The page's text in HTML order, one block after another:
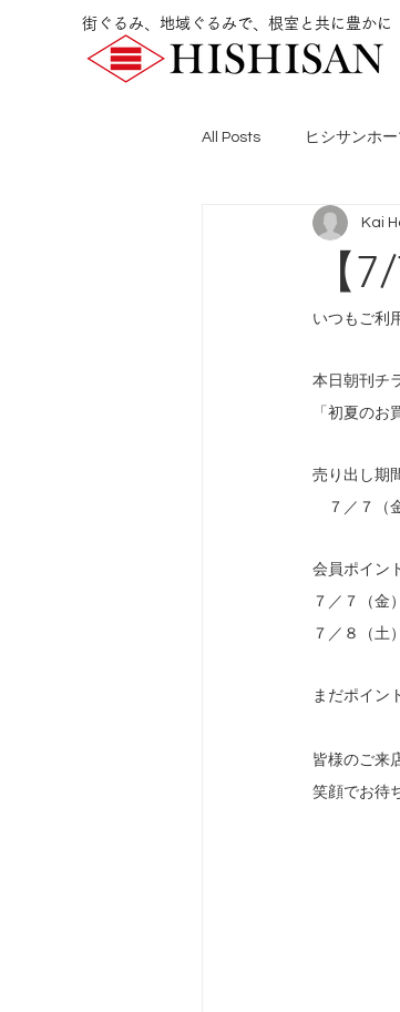
街ぐるみ、地域ぐるみで、根室と共に豊かに
All Posts ヒシサンホー
【
Kai
いつもご利
本日朝刊チ
「初夏のお
売り出し期
７／７（
会員ポイン
７／７（金
７／８（土
まだポイン
皆様のご来
笑顔でお待